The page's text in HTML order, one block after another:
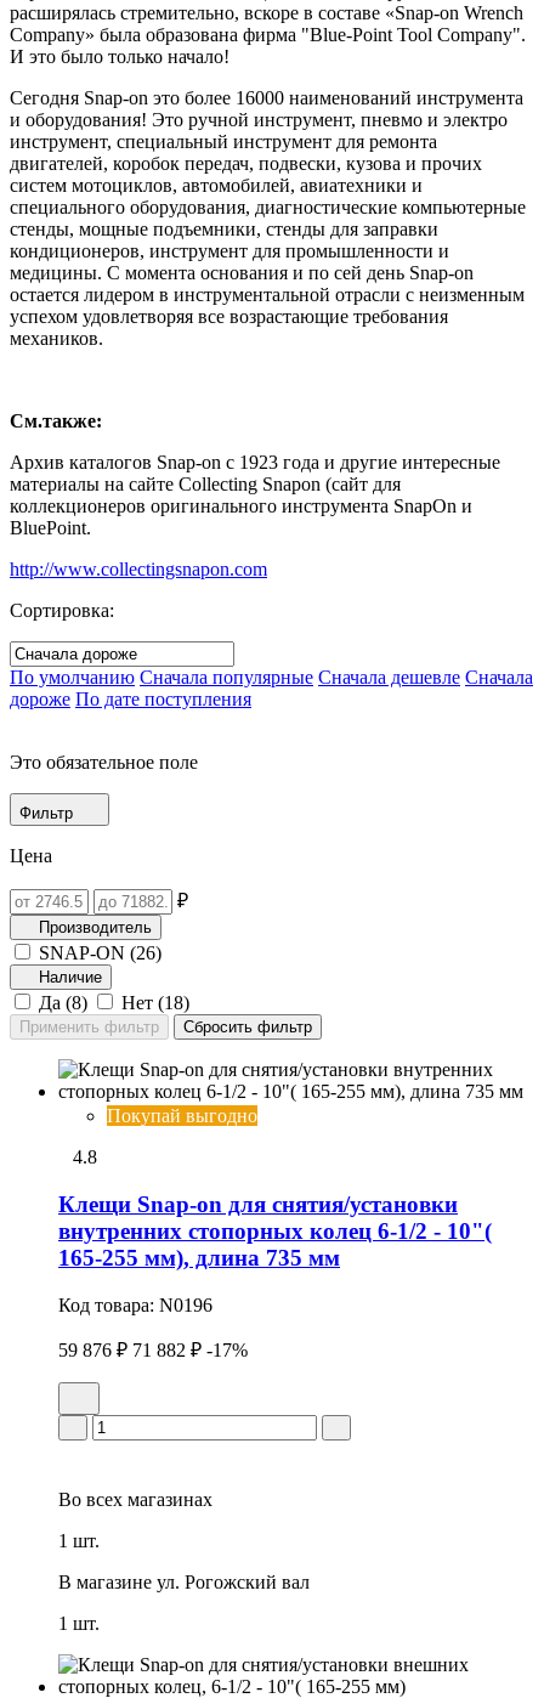
расширялась стремительно, вскоре в составе «Snap-on Wrench
Company» была образована фирма "Blue-Point Tool Company".
И это было только начало!
Сегодня Snap-on это более 16000 наименований инструмента
и оборудования! Это ручной инструмент, пневмо и электро
инструмент, специальный инструмент для ремонта
двигателей, коробок передач, подвески, кузова и прочих
систем мотоциклов, автомобилей, авиатехники и
специального оборудования, диагностические компьютерные
стенды, мощные подъемники, стенды для заправки
кондиционеров, инструмент для промышленности и
медицины. С момента основания и по сей день Snap-on
остается лидером в инструментальной отрасли с неизменным
успехом удовлетворяя все возрастающие требования
механиков.
См.также:
Архив каталогов Snap-on с 1923 года и другие интересные
материалы на сайте Collecting Snapon (сайт для
коллекционеров оригинального инструмента SnapOn и
BluePoint.
http://www.collectingsnapon.com
Сортировка:
По умолчанию Сначала популярные Сначала дешевле Сначала
дороже По дате поступления
Это обязательное поле
Фильтр
Цена
₽
Производитель
SNAP-ON (26)
Наличие
Да (8) Нет (18)
Покупай выгодно
4.8
Клещи Snap-on для снятия/установки
внутренних стопоpных колец 6-1/2 - 10"(
165-255 мм), длина 735 мм
Код товара: N0196
59 876 ₽ 71 882 ₽ -17%
Во всех магазинах
1 шт.
В магазине ул. Рогожский вал
1 шт.